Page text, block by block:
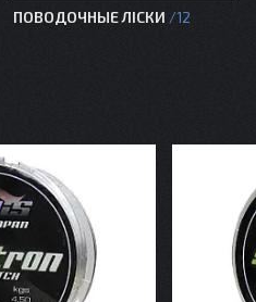
ПОВОДОЧНЫЕ ЛІСКИ 12